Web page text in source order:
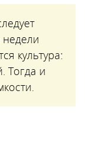
культура:
Тогда и